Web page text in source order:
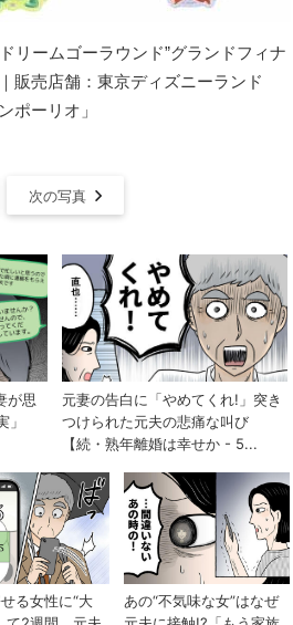
リームゴーラウンド”グランドフィナ
販売店舗：東京ディズニーランド
ポーリオ」
次の写真